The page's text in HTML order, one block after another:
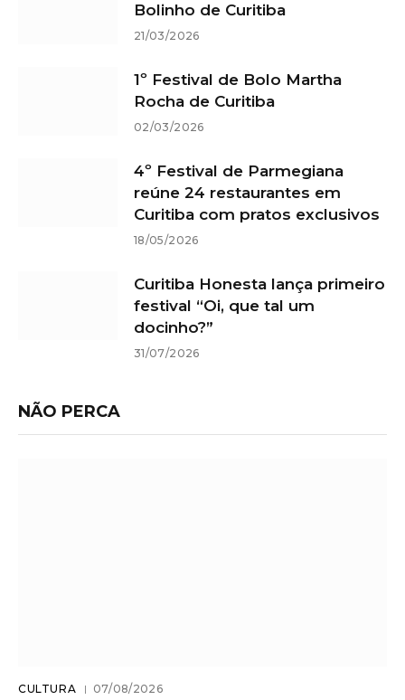
Bolinho de Curitiba
21/03/2026
1º Festival de Bolo Martha
Rocha de Curitiba
02/03/2026
4º Festival de Parmegiana
reúne 24 restaurantes em
Curitiba com pratos exclusivos
18/05/2026
Curitiba Honesta lança primeiro
festival “Oi, que tal um
docinho?”
31/07/2026
NÃO PERCA
CULTURA 07/08/2026